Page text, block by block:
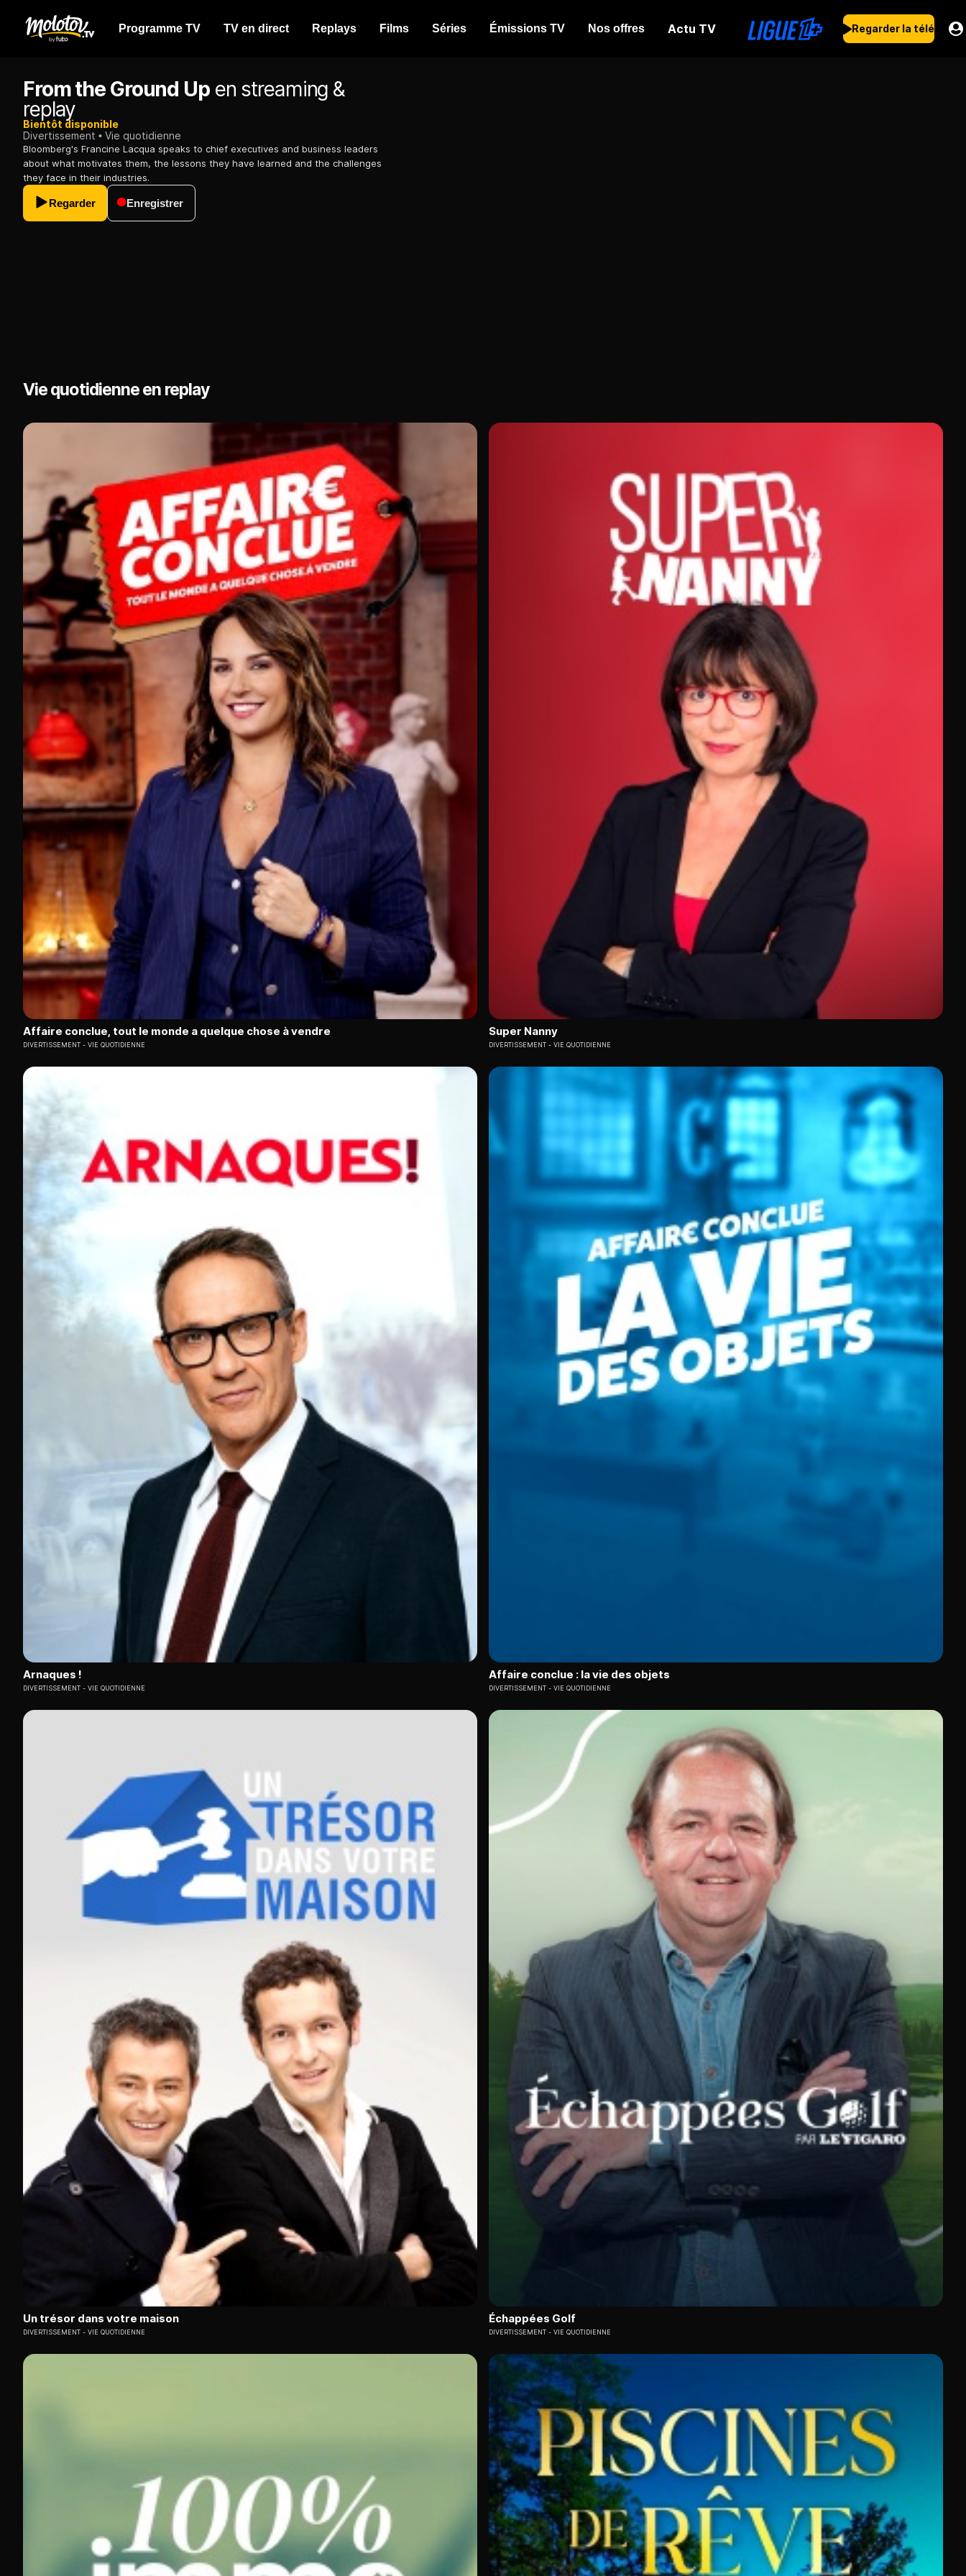
Programme TV TV en direct Replays Films Séries Émissions TV Nos offres Actu TV Regarder la télé
From the Ground Upen streaming &
replay
Bientôt disponible
Divertissement
Vie quotidienne
Bloomberg's Francine Lacqua speaks to chief executives and business leaders
about what motivates them, the lessons they have learned and the challenges
they face in their industries.
Regarder Enregistrer
Vie quotidienne en replay
Affaire conclue, tout le monde a quelque chose à vendre
DIVERTISSEMENT VIE QUOTIDIENNE
Super Nanny
DIVERTISSEMENT VIE QUOTIDIENNE
Arnaques !
DIVERTISSEMENT VIE QUOTIDIENNE
Affaire conclue : la vie des objets
DIVERTISSEMENT VIE QUOTIDIENNE
Un trésor dans votre maison
DIVERTISSEMENT VIE QUOTIDIENNE
Échappées Golf
DIVERTISSEMENT VIE QUOTIDIENNE